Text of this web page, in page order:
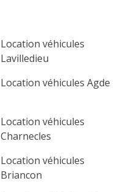
Location véhicules
Lavilledieu
Location véhicules Agde
Location véhicules
Charnecles
Location véhicules
Briancon